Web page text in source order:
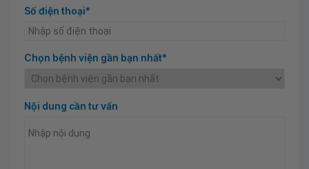
Số điện thoại*
Chọn bệnh viện gần bạn nhất*
Nội dung cần tư vấn